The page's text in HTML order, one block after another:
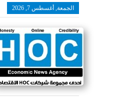
الجمعة, أغسطس 7, 2026